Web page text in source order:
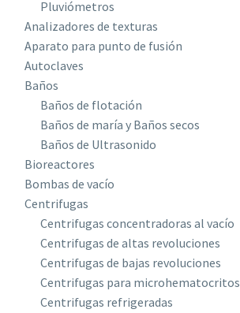
Pluviómetros
Analizadores de texturas
Aparato para punto de fusión
Autoclaves
Baños
Baños de flotación
Baños de maría y Baños secos
Baños de Ultrasonido
Bioreactores
Bombas de vacío
Centrifugas
Centrifugas concentradoras al vacío
Centrifugas de altas revoluciones
Centrifugas de bajas revoluciones
Centrifugas para microhematocritos
Centrifugas refrigeradas